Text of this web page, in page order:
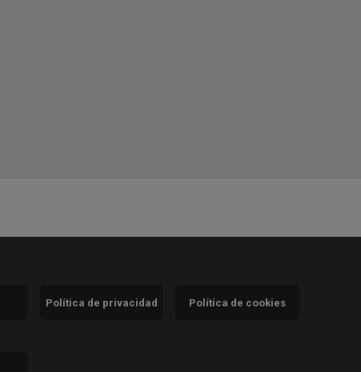
Política de privacidad Política de cookies